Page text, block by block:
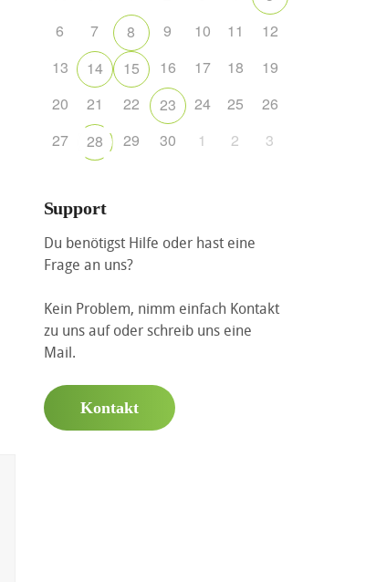
6
7 8 9 10 11
12
13
14 15 16 17 18
19
20
21 22 23 24 25
26
27
28 29 30 1 2 3
Support
Du benötigst Hilfe oder hast eine
Frage an uns?
Kein Problem, nimm einfach Kontakt
zu uns auf oder schreib uns eine
Mail.
Kontakt